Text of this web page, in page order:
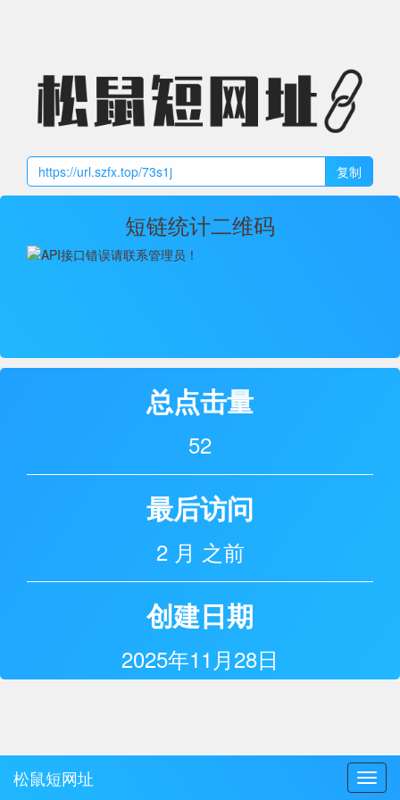
松鼠短网址
复制
短链统计二维码
总点击量
52
最后访问
2 月 之前
创建日期
2025年11月28日